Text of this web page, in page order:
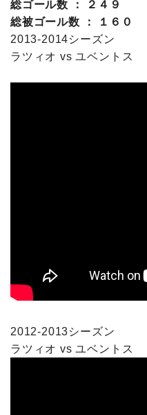
総ゴール数 ： ２４９
総被ゴール数 ： １６０
2013-2014シーズン
ラツィオ vs ユベントス
2012-2013シーズン
ラツィオ vs ユベントス